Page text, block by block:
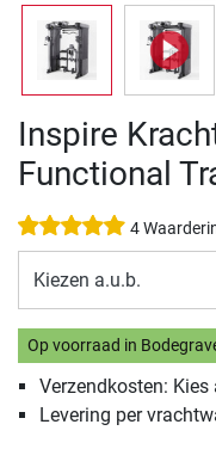
Inspire
Functional
4
Kiezen a.u.b.
Op voorraad in
Verzendkosten:
Levering per